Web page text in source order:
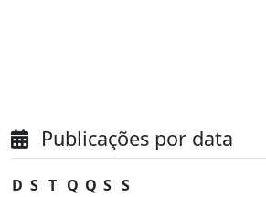
Publicações por data
D S T Q Q S S